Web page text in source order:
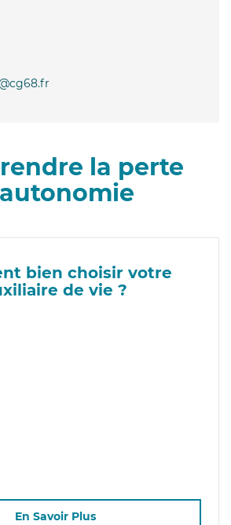
la perte
bien choisir votre
de vie ?
En Savoir Plus